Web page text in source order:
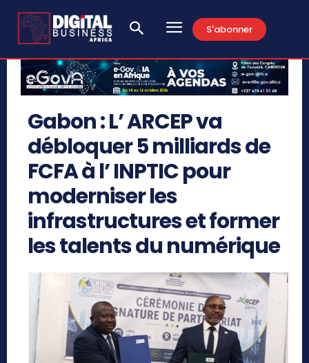
S'abonner
Gabon : L’ ARCEP va
débloquer 5 milliards de
FCFA à l’ INPTIC pour
moderniser les
infrastructures et former
les talents du numérique